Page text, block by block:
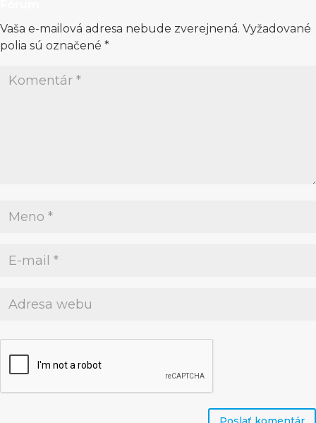
Vaša e-mailová adresa nebude zverejnená. Vyžadované
polia sú označené *